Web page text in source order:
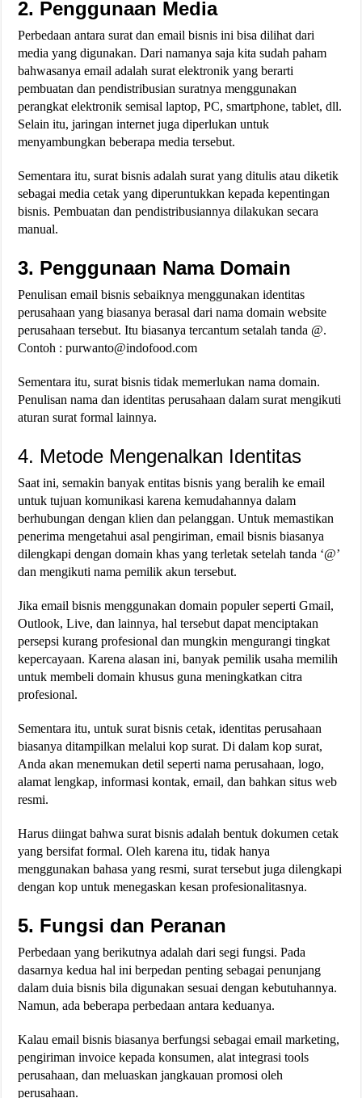
2. Penggunaan Media
Perbedaan antara surat dan email bisnis ini bisa dilihat dari
media yang digunakan. Dari namanya saja kita sudah paham
bahwasanya email adalah surat elektronik yang berarti
pembuatan dan pendistribusian suratnya menggunakan
perangkat elektronik semisal laptop, PC, smartphone, tablet, dll.
Selain itu, jaringan internet juga diperlukan untuk
menyambungkan beberapa media tersebut.
Sementara itu, surat bisnis adalah surat yang ditulis atau diketik
sebagai media cetak yang diperuntukkan kepada kepentingan
bisnis. Pembuatan dan pendistribusiannya dilakukan secara
manual.
3. Penggunaan Nama Domain
Penulisan email bisnis sebaiknya menggunakan identitas
perusahaan yang biasanya berasal dari nama domain website
perusahaan tersebut. Itu biasanya tercantum setalah tanda @.
Contoh : purwanto@indofood.com
Sementara itu, surat bisnis tidak memerlukan nama domain.
Penulisan nama dan identitas perusahaan dalam surat mengikuti
aturan surat formal lainnya.
4. Metode Mengenalkan Identitas
Saat ini, semakin banyak entitas bisnis yang beralih ke email
untuk tujuan komunikasi karena kemudahannya dalam
berhubungan dengan klien dan pelanggan. Untuk memastikan
penerima mengetahui asal pengiriman, email bisnis biasanya
dilengkapi dengan domain khas yang terletak setelah tanda ‘@’
dan mengikuti nama pemilik akun tersebut.
Jika email bisnis menggunakan domain populer seperti Gmail,
Outlook, Live, dan lainnya, hal tersebut dapat menciptakan
persepsi kurang profesional dan mungkin mengurangi tingkat
kepercayaan. Karena alasan ini, banyak pemilik usaha memilih
untuk membeli domain khusus guna meningkatkan citra
profesional.
Sementara itu, untuk surat bisnis cetak, identitas perusahaan
biasanya ditampilkan melalui kop surat. Di dalam kop surat,
Anda akan menemukan detil seperti nama perusahaan, logo,
alamat lengkap, informasi kontak, email, dan bahkan situs web
resmi.
Harus diingat bahwa surat bisnis adalah bentuk dokumen cetak
yang bersifat formal. Oleh karena itu, tidak hanya
menggunakan bahasa yang resmi, surat tersebut juga dilengkapi
dengan kop untuk menegaskan kesan profesionalitasnya.
5. Fungsi dan Peranan
Perbedaan yang berikutnya adalah dari segi fungsi. Pada
dasarnya kedua hal ini berpedan penting sebagai penunjang
dalam duia bisnis bila digunakan sesuai dengan kebutuhannya.
Namun, ada beberapa perbedaan antara keduanya.
Kalau email bisnis biasanya berfungsi sebagai email marketing,
pengiriman invoice kepada konsumen, alat integrasi tools
perusahaan, dan meluaskan jangkauan promosi oleh
perusahaan.